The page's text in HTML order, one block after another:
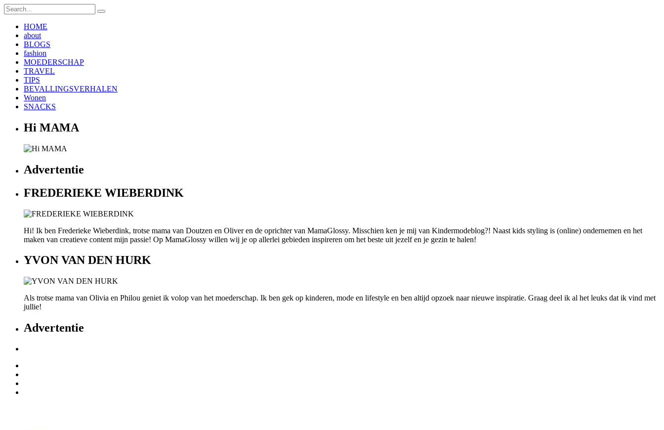
HOME
about
BLOGS
fashion
MOEDERSCHAP
TRAVEL
TIPS
BEVALLINGSVERHALEN
Wonen
SNACKS
Hi MAMA
Advertentie
FREDERIEKE WIEBERDINK
Hi! Ik ben Frederieke Wieberdink, trotse mama van Doutzen en Oliver en de oprichter van MamaGlossy. Misschien ken je mij van Kindermodeblog?! Naast kids styling is (online) ondernemen en het
maken van creatieve content mijn passie! Op MamaGlossy willen wij je op allerlei gebieden inspireren om het beste uit jezelf en je gezin te halen!
YVON VAN DEN HURK
Als trotse mama van Olivia en Philou geniet ik volop van het moederschap. Ik ben gek op kinderen, mode en lifestyle en ben altijd opzoek naar nieuwe inspiratie. Graag deel ik al het leuks dat ik vind met
jullie!
Advertentie